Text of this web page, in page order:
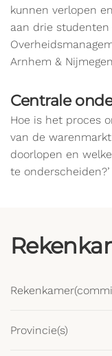
kunnen verlopen
aan drie
Arnhem &
Centrale
Hoe is het proces
van de
doorlopen en
te onderscheiden?’
Provincie(s)